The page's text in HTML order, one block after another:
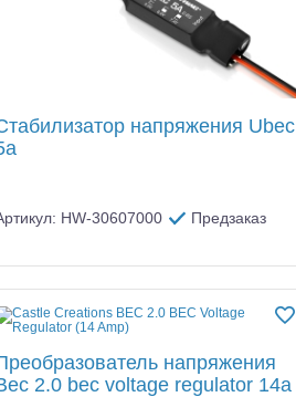
напряжения Ubec
HW-30607000 Предзаказ
напряжения
2.0 bec voltage regulator 14a